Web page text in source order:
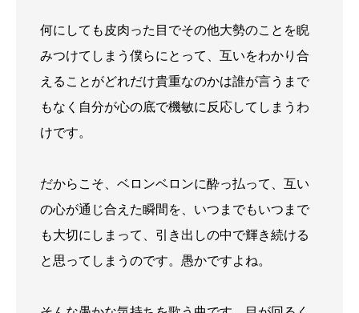
何にしても皮肉った目でその他大勢のことを睨
みつけてしまう僕らにとって、互いをわかり合
えることがどれだけ貴重なのかは誰が言うまで
もなく自分が心の底で機敏に反応してしまうわ
けです。
だからこそ、ベロンベロンに酔っ払って、互い
の心が通じ合えた瞬間を、いつまでもいつまで
も大切にしまって、引き出しの中で輝き続ける
と思ってしまうのです。愚かですよね。